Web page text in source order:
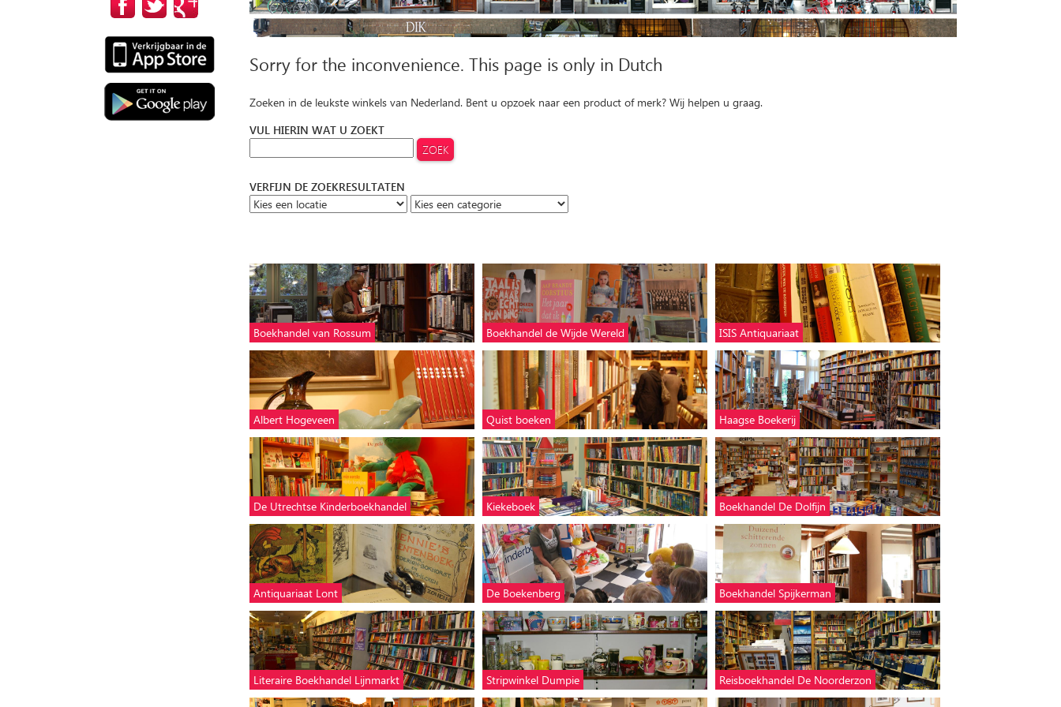
Sorry for the inconvenience. This page is only in Dutch
Zoeken in de leukste winkels van Nederland. Bent u opzoek naar een product of merk? Wij helpen u graag.
VUL HIERIN WAT U ZOEKT
VERFIJN DE ZOEKRESULTATEN
Boekhandel van Rossum Boekhandel de Wijde Wereld ISIS Antiquariaat
Albert Hogeveen Quist boeken Haagse Boekerij
De Utrechtse Kinderboekhandel Kiekeboek Boekhandel De Dolfijn
Antiquariaat Lont De Boekenberg Boekhandel Spijkerman
Literaire Boekhandel Lijnmarkt Stripwinkel Dumpie Reisboekhandel De Noorderzon